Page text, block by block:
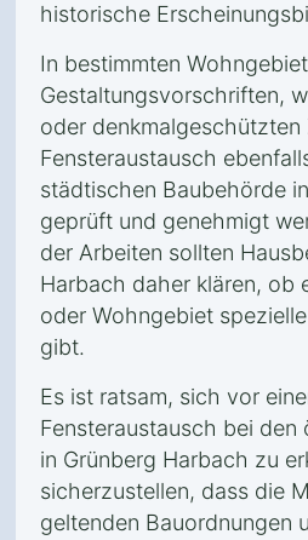
historische
In bestimmten
Gestaltungsvorschriften,
oder denkmalgeschützten
Fensteraustausch
städtischen Baubehörde
geprüft und genehmigt
der Arbeiten sollten
Harbach daher klären, ob
oder Wohngebiet
gibt.
Es ist ratsam, sich vor
Fensteraustausch bei
in Grünberg Harbach zu
sicherzustellen, dass die
geltenden Bauordnungen